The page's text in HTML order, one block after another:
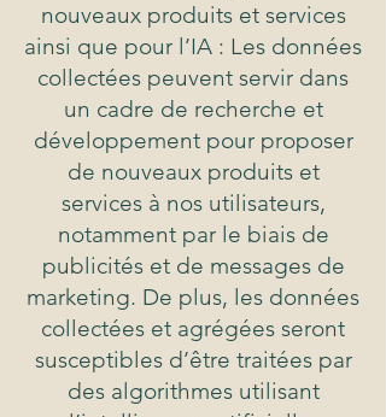
nouveaux produits et services
ainsi que pour l’IA : Les données
collectées peuvent servir dans
un cadre de recherche et
développement pour proposer
de nouveaux produits et
services à nos utilisateurs,
notamment par le biais de
publicités et de messages de
marketing. De plus, les données
collectées et agrégées seront
susceptibles d’être traitées par
des algorithmes utilisant